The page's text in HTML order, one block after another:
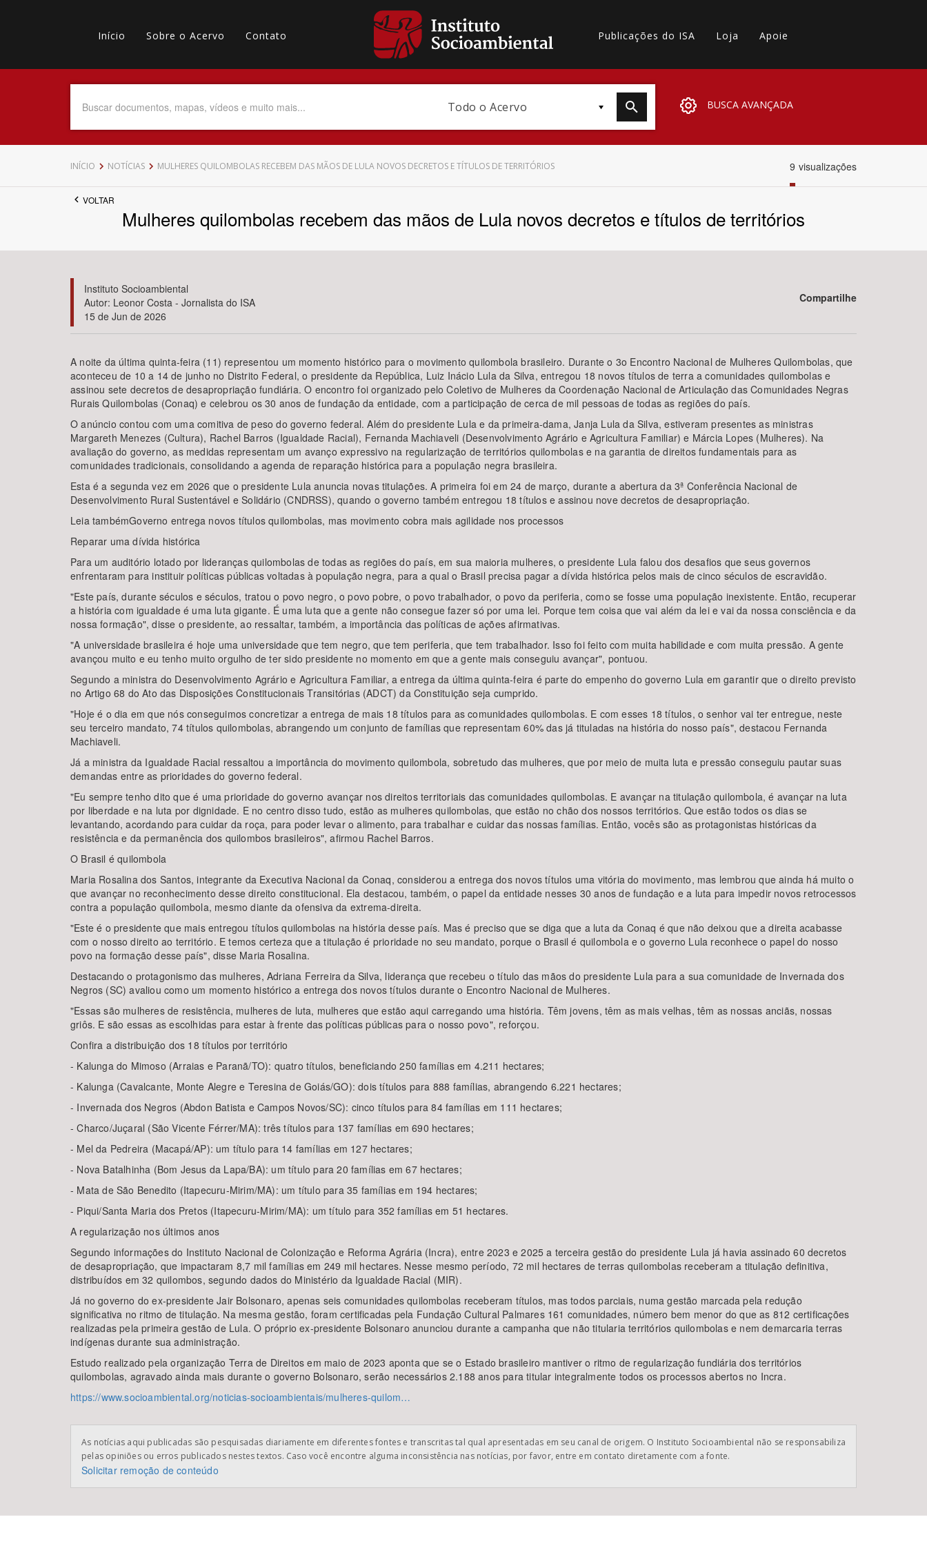
Main
navigation
Início Sobre o Acervo Contato
secundário
Publicações do ISA Loja Apoie
Todo o Acervo BUSCA AVANÇADA
Data do Documento Até
Tema
Área de Levantamento Área Protegida
INÍCIO NOTÍCIAS MULHERES QUILOMBOLAS RECEBEM DAS MÃOS DE LULA NOVOS DECRETOS E TÍTULOS DE TERRITÓRIOS 9 visualizações
VOLTAR
Mulheres quilombolas recebem das mãos de Lula novos decretos e títulos de territórios
Instituto Socioambiental
Autor: Leonor Costa - Jornalista do ISA
15 de Jun de 2026
Compartilhe
A noite da última quinta-feira (11) representou um momento histórico para o movimento quilombola brasileiro. Durante o 3o Encontro Nacional de Mulheres Quilombolas, que
aconteceu de 10 a 14 de junho no Distrito Federal, o presidente da República, Luiz Inácio Lula da Silva, entregou 18 novos títulos de terra a comunidades quilombolas e
assinou sete decretos de desapropriação fundiária. O encontro foi organizado pelo Coletivo de Mulheres da Coordenação Nacional de Articulação das Comunidades Negras
Rurais Quilombolas (Conaq) e celebrou os 30 anos de fundação da entidade, com a participação de cerca de mil pessoas de todas as regiões do país.
O anúncio contou com uma comitiva de peso do governo federal. Além do presidente Lula e da primeira-dama, Janja Lula da Silva, estiveram presentes as ministras
Margareth Menezes (Cultura), Rachel Barros (Igualdade Racial), Fernanda Machiaveli (Desenvolvimento Agrário e Agricultura Familiar) e Márcia Lopes (Mulheres). Na
avaliação do governo, as medidas representam um avanço expressivo na regularização de territórios quilombolas e na garantia de direitos fundamentais para as
comunidades tradicionais, consolidando a agenda de reparação histórica para a população negra brasileira.
Esta é a segunda vez em 2026 que o presidente Lula anuncia novas titulações. A primeira foi em 24 de março, durante a abertura da 3ª Conferência Nacional de
Desenvolvimento Rural Sustentável e Solidário (CNDRSS), quando o governo também entregou 18 títulos e assinou nove decretos de desapropriação.
Leia tambémGoverno entrega novos títulos quilombolas, mas movimento cobra mais agilidade nos processos
Reparar uma dívida histórica
Para um auditório lotado por lideranças quilombolas de todas as regiões do país, em sua maioria mulheres, o presidente Lula falou dos desafios que seus governos
enfrentaram para instituir políticas públicas voltadas à população negra, para a qual o Brasil precisa pagar a dívida histórica pelos mais de cinco séculos de escravidão.
"Este país, durante séculos e séculos, tratou o povo negro, o povo pobre, o povo trabalhador, o povo da periferia, como se fosse uma população inexistente. Então, recuperar
a história com igualdade é uma luta gigante. É uma luta que a gente não consegue fazer só por uma lei. Porque tem coisa que vai além da lei e vai da nossa consciência e da
nossa formação", disse o presidente, ao ressaltar, também, a importância das políticas de ações afirmativas.
"A universidade brasileira é hoje uma universidade que tem negro, que tem periferia, que tem trabalhador. Isso foi feito com muita habilidade e com muita pressão. A gente
avançou muito e eu tenho muito orgulho de ter sido presidente no momento em que a gente mais conseguiu avançar", pontuou.
Segundo a ministra do Desenvolvimento Agrário e Agricultura Familiar, a entrega da última quinta-feira é parte do empenho do governo Lula em garantir que o direito previsto
no Artigo 68 do Ato das Disposições Constitucionais Transitórias (ADCT) da Constituição seja cumprido.
"Hoje é o dia em que nós conseguimos concretizar a entrega de mais 18 títulos para as comunidades quilombolas. E com esses 18 títulos, o senhor vai ter entregue, neste
seu terceiro mandato, 74 títulos quilombolas, abrangendo um conjunto de famílias que representam 60% das já tituladas na história do nosso país", destacou Fernanda
Machiaveli.
Já a ministra da Igualdade Racial ressaltou a importância do movimento quilombola, sobretudo das mulheres, que por meio de muita luta e pressão conseguiu pautar suas
demandas entre as prioridades do governo federal.
"Eu sempre tenho dito que é uma prioridade do governo avançar nos direitos territoriais das comunidades quilombolas. E avançar na titulação quilombola, é avançar na luta
por liberdade e na luta por dignidade. E no centro disso tudo, estão as mulheres quilombolas, que estão no chão dos nossos territórios. Que estão todos os dias se
levantando, acordando para cuidar da roça, para poder levar o alimento, para trabalhar e cuidar das nossas famílias. Então, vocês são as protagonistas históricas da
resistência e da permanência dos quilombos brasileiros", afirmou Rachel Barros.
O Brasil é quilombola
Maria Rosalina dos Santos, integrante da Executiva Nacional da Conaq, considerou a entrega dos novos títulos uma vitória do movimento, mas lembrou que ainda há muito o
que avançar no reconhecimento desse direito constitucional. Ela destacou, também, o papel da entidade nesses 30 anos de fundação e a luta para impedir novos retrocessos
contra a população quilombola, mesmo diante da ofensiva da extrema-direita.
"Este é o presidente que mais entregou títulos quilombolas na história desse país. Mas é preciso que se diga que a luta da Conaq é que não deixou que a direita acabasse
com o nosso direito ao território. E temos certeza que a titulação é prioridade no seu mandato, porque o Brasil é quilombola e o governo Lula reconhece o papel do nosso
povo na formação desse país", disse Maria Rosalina.
Destacando o protagonismo das mulheres, Adriana Ferreira da Silva, liderança que recebeu o título das mãos do presidente Lula para a sua comunidade de Invernada dos
Negros (SC) avaliou como um momento histórico a entrega dos novos títulos durante o Encontro Nacional de Mulheres.
"Essas são mulheres de resistência, mulheres de luta, mulheres que estão aqui carregando uma história. Têm jovens, têm as mais velhas, têm as nossas anciãs, nossas
griôs. E são essas as escolhidas para estar à frente das políticas públicas para o nosso povo", reforçou.
Confira a distribuição dos 18 títulos por território
- Kalunga do Mimoso (Arraias e Paranã/TO): quatro títulos, beneficiando 250 famílias em 4.211 hectares;
- Kalunga (Cavalcante, Monte Alegre e Teresina de Goiás/GO): dois títulos para 888 famílias, abrangendo 6.221 hectares;
- Invernada dos Negros (Abdon Batista e Campos Novos/SC): cinco títulos para 84 famílias em 111 hectares;
- Charco/Juçaral (São Vicente Férrer/MA): três títulos para 137 famílias em 690 hectares;
- Mel da Pedreira (Macapá/AP): um título para 14 famílias em 127 hectares;
- Nova Batalhinha (Bom Jesus da Lapa/BA): um título para 20 famílias em 67 hectares;
- Mata de São Benedito (Itapecuru-Mirim/MA): um título para 35 famílias em 194 hectares;
- Piqui/Santa Maria dos Pretos (Itapecuru-Mirim/MA): um título para 352 famílias em 51 hectares.
A regularização nos últimos anos
Segundo informações do Instituto Nacional de Colonização e Reforma Agrária (Incra), entre 2023 e 2025 a terceira gestão do presidente Lula já havia assinado 60 decretos
de desapropriação, que impactaram 8,7 mil famílias em 249 mil hectares. Nesse mesmo período, 72 mil hectares de terras quilombolas receberam a titulação definitiva,
distribuídos em 32 quilombos, segundo dados do Ministério da Igualdade Racial (MIR).
Já no governo do ex-presidente Jair Bolsonaro, apenas seis comunidades quilombolas receberam títulos, mas todos parciais, numa gestão marcada pela redução
significativa no ritmo de titulação. Na mesma gestão, foram certificadas pela Fundação Cultural Palmares 161 comunidades, número bem menor do que as 812 certificações
realizadas pela primeira gestão de Lula. O próprio ex-presidente Bolsonaro anunciou durante a campanha que não titularia territórios quilombolas e nem demarcaria terras
indígenas durante sua administração.
Estudo realizado pela organização Terra de Direitos em maio de 2023 aponta que se o Estado brasileiro mantiver o ritmo de regularização fundiária dos territórios
quilombolas, agravado ainda mais durante o governo Bolsonaro, serão necessários 2.188 anos para titular integralmente todos os processos abertos no Incra.
https://www.socioambiental.org/noticias-socioambientais/mulheres-quilom…
As notícias aqui publicadas são pesquisadas diariamente em diferentes fontes e transcritas tal qual apresentadas em seu canal de origem. O Instituto Socioambiental não se responsabiliza
pelas opiniões ou erros publicados nestes textos. Caso você encontre alguma inconsistência nas notícias, por favor, entre em contato diretamente com a fonte.
Solicitar remoção de conteúdo